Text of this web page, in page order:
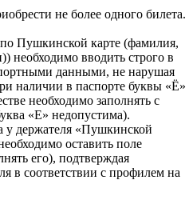
не более одного билета.
Пушкинской карте (фамилия,
необходимо вводить строго в
данными, не нарушая
наличии в паспорте буквы «Ё»
необходимо заполнять с
«Е» недопустима).
у держателя «Пушкинской
оставить поле
его), подтверждая
в соответствии с профилем на